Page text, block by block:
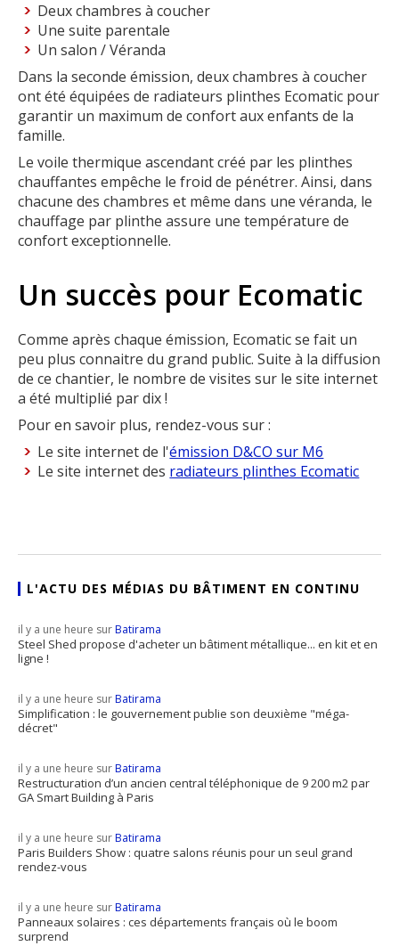
Deux chambres à coucher
Une suite parentale
Un salon / Véranda
Dans la seconde émission, deux chambres à coucher
ont été équipées de radiateurs plinthes Ecomatic pour
garantir un maximum de confort aux enfants de la
famille.
Le voile thermique ascendant créé par les plinthes
chauffantes empêche le froid de pénétrer. Ainsi, dans
chacune des chambres et même dans une véranda, le
chauffage par plinthe assure une température de
confort exceptionnelle.
Un succès pour Ecomatic
Comme après chaque émission, Ecomatic se fait un
peu plus connaitre du grand public. Suite à la diffusion
de ce chantier, le nombre de visites sur le site internet
a été multiplié par dix !
Pour en savoir plus, rendez-vous sur :
Le site internet de l'émission D&CO sur M6
Le site internet des radiateurs plinthes Ecomatic
L'ACTU DES MÉDIAS DU BÂTIMENT EN CONTINU
il y a une heure surBatirama
Steel Shed propose d'acheter un bâtiment métallique... en kit et en
ligne !
il y a une heure surBatirama
Simplification : le gouvernement publie son deuxième "méga-
décret"
il y a une heure surBatirama
Restructuration d’un ancien central téléphonique de 9 200 m2 par
GA Smart Building à Paris
il y a une heure surBatirama
Paris Builders Show : quatre salons réunis pour un seul grand
rendez-vous
il y a une heure surBatirama
Panneaux solaires : ces départements français où le boom
surprend